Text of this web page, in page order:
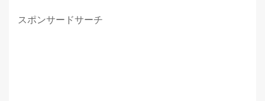
スポンサードサーチ